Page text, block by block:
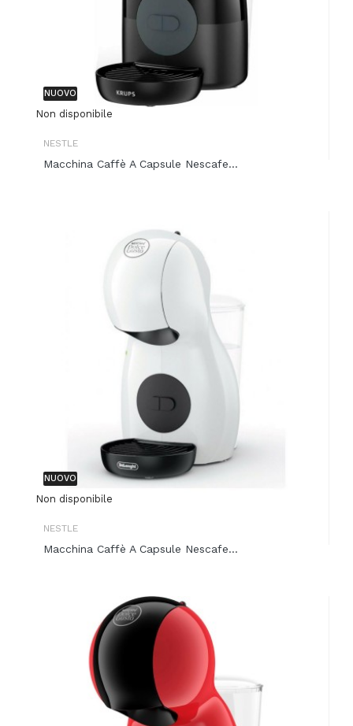
NUOVO
Non disponibile
NESTLE
Macchina Caffè A Capsule Nescafe...
NUOVO
Non disponibile
NESTLE
Macchina Caffè A Capsule Nescafe...